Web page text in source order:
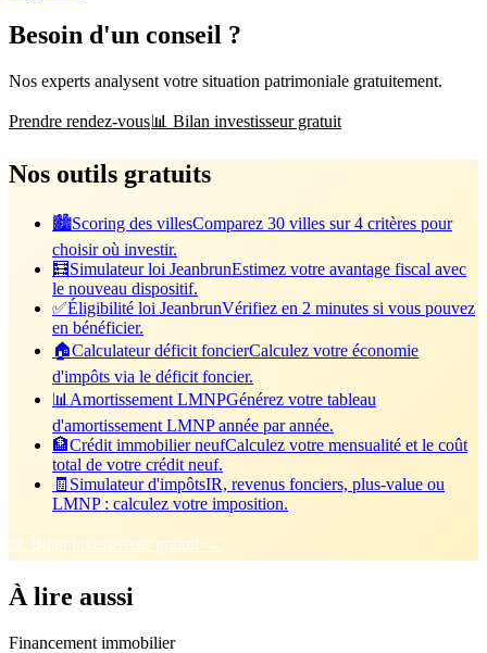
Besoin d'un conseil ?
Nos experts analysent votre situation patrimoniale gratuitement.
Prendre rendez-vous📊 Bilan investisseur gratuit
Nos outils gratuits
🏙️Scoring des villesComparez 30 villes sur 4 critères pour
choisir où investir.
🧮Simulateur loi JeanbrunEstimez votre avantage fiscal avec
le nouveau dispositif.
✅Éligibilité loi JeanbrunVérifiez en 2 minutes si vous pouvez
en bénéficier.
🏠Calculateur déficit foncierCalculez votre économie
d'impôts via le déficit foncier.
📊 Amortissement LMNPGénérez votre tableau
d'amortissement LMNP année par année.
🏦Crédit immobilier neufCalculez votre mensualité et le coût
total de votre crédit neuf.
🧾 Simulateur d'impôtsIR, revenus fonciers, plus-value ou
LMNP : calculez votre imposition.
📊 Bilan investisseur gratuit →
À lire aussi
Financement immobilier